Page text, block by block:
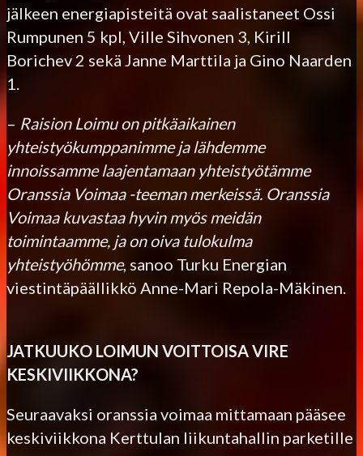
jälkeen energiapisteitä ovat saalistaneet Ossi
Rumpunen 5 kpl, Ville Sihvonen 3, Kirill
Borichev 2 sekä Janne Marttila ja Gino Naarden
1.
– Raision Loimu on pitkäaikainen
yhteistyökumppanimme ja lähdemme
innoissamme laajentamaan yhteistyötämme
Oranssia Voimaa -teeman merkeissä. Oranssia
Voimaa kuvastaa hyvin myös meidän
toimintaamme, ja on oiva tulokulma
yhteistyöhömme, sanoo Turku Energian
viestintäpäällikkö Anne-Mari Repola-Mäkinen.
JATKUUKO LOIMUN VOITTOISA VIRE
KESKIVIIKKONA?
Seuraavaksi oranssia voimaa mittamaan pääsee
keskiviikkona Kerttulan liikuntahallin parketille